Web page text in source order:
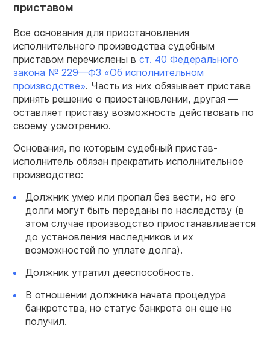
приставом
Все основания для приостановления
исполнительного производства судебным
приставом перечислены в ст. 40 Федерального
закона № 229—ФЗ «Об исполнительном
производстве». Часть из них обязывает пристава
принять решение о приостановлении, другая —
оставляет приставу возможность действовать по
своему усмотрению.
Основания, по которым судебный пристав-
исполнитель обязан прекратить исполнительное
производство:
Должник умер или пропал без вести, но его
долги могут быть переданы по наследству (в
этом случае производство приостанавливается
до установления наследников и их
возможностей по уплате долга).
Должник утратил дееспособность.
В отношении должника начата процедура
банкротства, но статус банкрота он еще не
получил.